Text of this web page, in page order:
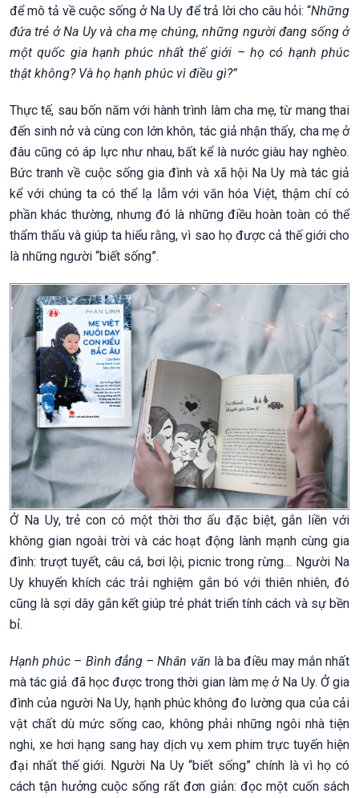
để mô tả về cuộc sống ở Na Uy để trả lời cho câu hỏi: “Những
đứa trẻ ở Na Uy và cha mẹ chúng, những người đang sống ở
một quốc gia hạnh phúc nhất thế giới – họ có hạnh phúc
thật không? Và họ hạnh phúc vì điều gì?”
Thực tế, sau bốn năm với hành trình làm cha mẹ, từ mang thai
đến sinh nở và cùng con lớn khôn, tác giả nhận thấy, cha mẹ ở
đâu cũng có áp lực như nhau, bất kể là nước giàu hay nghèo.
Bức tranh về cuộc sống gia đình và xã hội Na Uy mà tác giả
kể với chúng ta có thể lạ lẫm với văn hóa Việt, thậm chí có
phần khác thường, nhưng đó là những điều hoàn toàn có thể
thẩm thấu và giúp ta hiểu rằng, vì sao họ được cả thế giới cho
là những người “biết sống”.
Ở Na Uy, trẻ con có một thời thơ ấu đặc biệt, gắn liền với
không gian ngoài trời và các hoạt động lành mạnh cùng gia
đình: trượt tuyết, câu cá, bơi lội, picnic trong rừng… Người Na
Uy khuyến khích các trải nghiệm gắn bó với thiên nhiên, đó
cũng là sợi dây gắn kết giúp trẻ phát triển tính cách và sự bền
bỉ.
Hạnh phúc – Bình đẳng – Nhân văn là ba điều may mắn nhất
mà tác giả đã học được trong thời gian làm mẹ ở Na Uy. Ở gia
đình của người Na Uy, hạnh phúc không đo lường qua của cải
vật chất dù mức sống cao, không phải những ngôi nhà tiện
nghi, xe hơi hạng sang hay dịch vụ xem phim trực tuyến hiện
đại nhất thế giới. Người Na Uy “biết sống” chính là vì họ có
cách tận hưởng cuộc sống rất đơn giản: đọc một cuốn sách